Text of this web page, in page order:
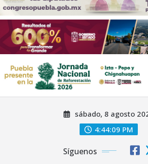
sábado, 8 agosto
4:44:11 PM
Síguenos